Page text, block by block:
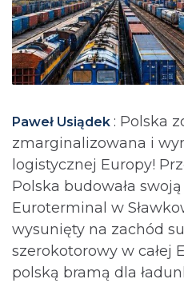
Paweł Usiądek : Polska
zmarginalizowana i
logistycznej Europy!
Polska budowała
Euroterminal w
wysunięty na zachód
szerokotorowy w całej
polską bramą dla